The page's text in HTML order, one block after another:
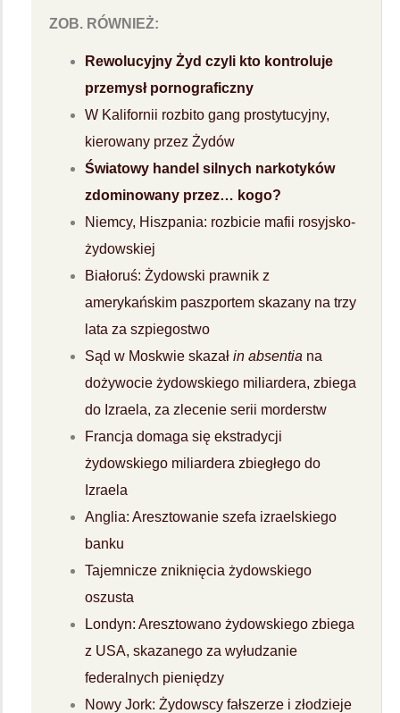
ZOB. RÓWNIEŻ:
Rewolucyjny Żyd czyli kto kontroluje
przemysł pornograficzny
W Kalifornii rozbito gang prostytucyjny,
kierowany przez Żydów
Światowy handel silnych narkotyków
zdominowany przez… kogo?
Niemcy, Hiszpania: rozbicie mafii rosyjsko-
żydowskiej
Białoruś: Żydowski prawnik z
amerykańskim paszportem skazany na trzy
lata za szpiegostwo
Sąd w Moskwie skazał in absentia na
dożywocie żydowskiego miliardera, zbiega
do Izraela, za zlecenie serii morderstw
Francja domaga się ekstradycji
żydowskiego miliardera zbiegłego do
Izraela
Anglia: Aresztowanie szefa izraelskiego
banku
Tajemnicze zniknięcia żydowskiego
oszusta
Londyn: Aresztowano żydowskiego zbiega
z USA, skazanego za wyłudzanie
federalnych pieniędzy
Nowy Jork: Żydowscy fałszerze i złodzieje